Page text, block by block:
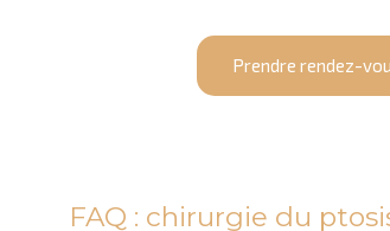
Prendre rendez-
FAQ : chirurgie du